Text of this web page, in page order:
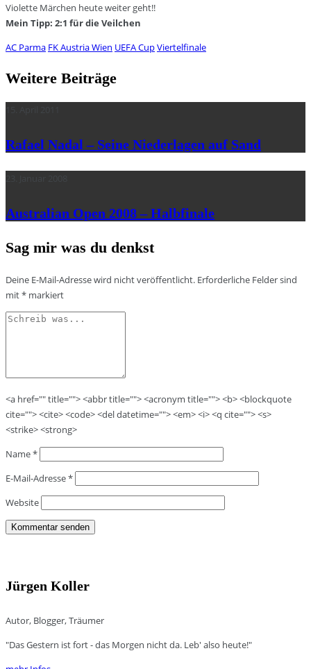
Violette Märchen heute weiter geht!!
Mein Tipp: 2:1 für die Veilchen
AC Parma FK Austria Wien UEFA CupViertelfinale
Weitere Beiträge
Rafael Nadal – Seine Niederlagen auf Sand
Australian Open 2008 – Halbfinale
Sag mir was du denkst
Deine E-Mail-Adresse wird nicht veröffentlicht. Erforderliche Felder sind
mit* markiert
<a href="" title=""> <abbr title=""> <acronym title=""> <b> <blockquote
cite=""> <cite> <code> <del datetime=""> <em> <i> <q cite=""> <s>
<strike> <strong>
Name*
E-Mail-Adresse*
Website
Jürgen Koller
Autor, Blogger, Träumer
"Das Gestern ist fort - das Morgen nicht da. Leb' also heute!"